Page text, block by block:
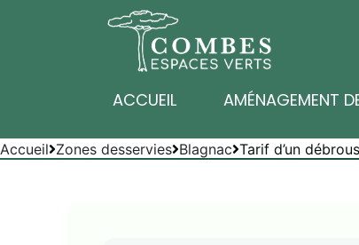
ACCUEIL AMÉNAGEMENT
Accueil Zones desservies Blagnac Tarif d’un